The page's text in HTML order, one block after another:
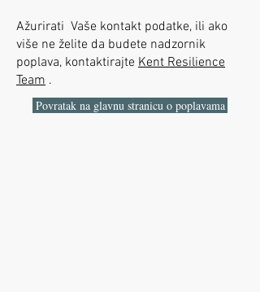
Ažurirati Vaše kontakt podatke, ili ako
više ne želite da budete nadzornik
poplava, kontaktirajte Kent Resilience
Team .
Povratak na glavnu stranicu o poplavama